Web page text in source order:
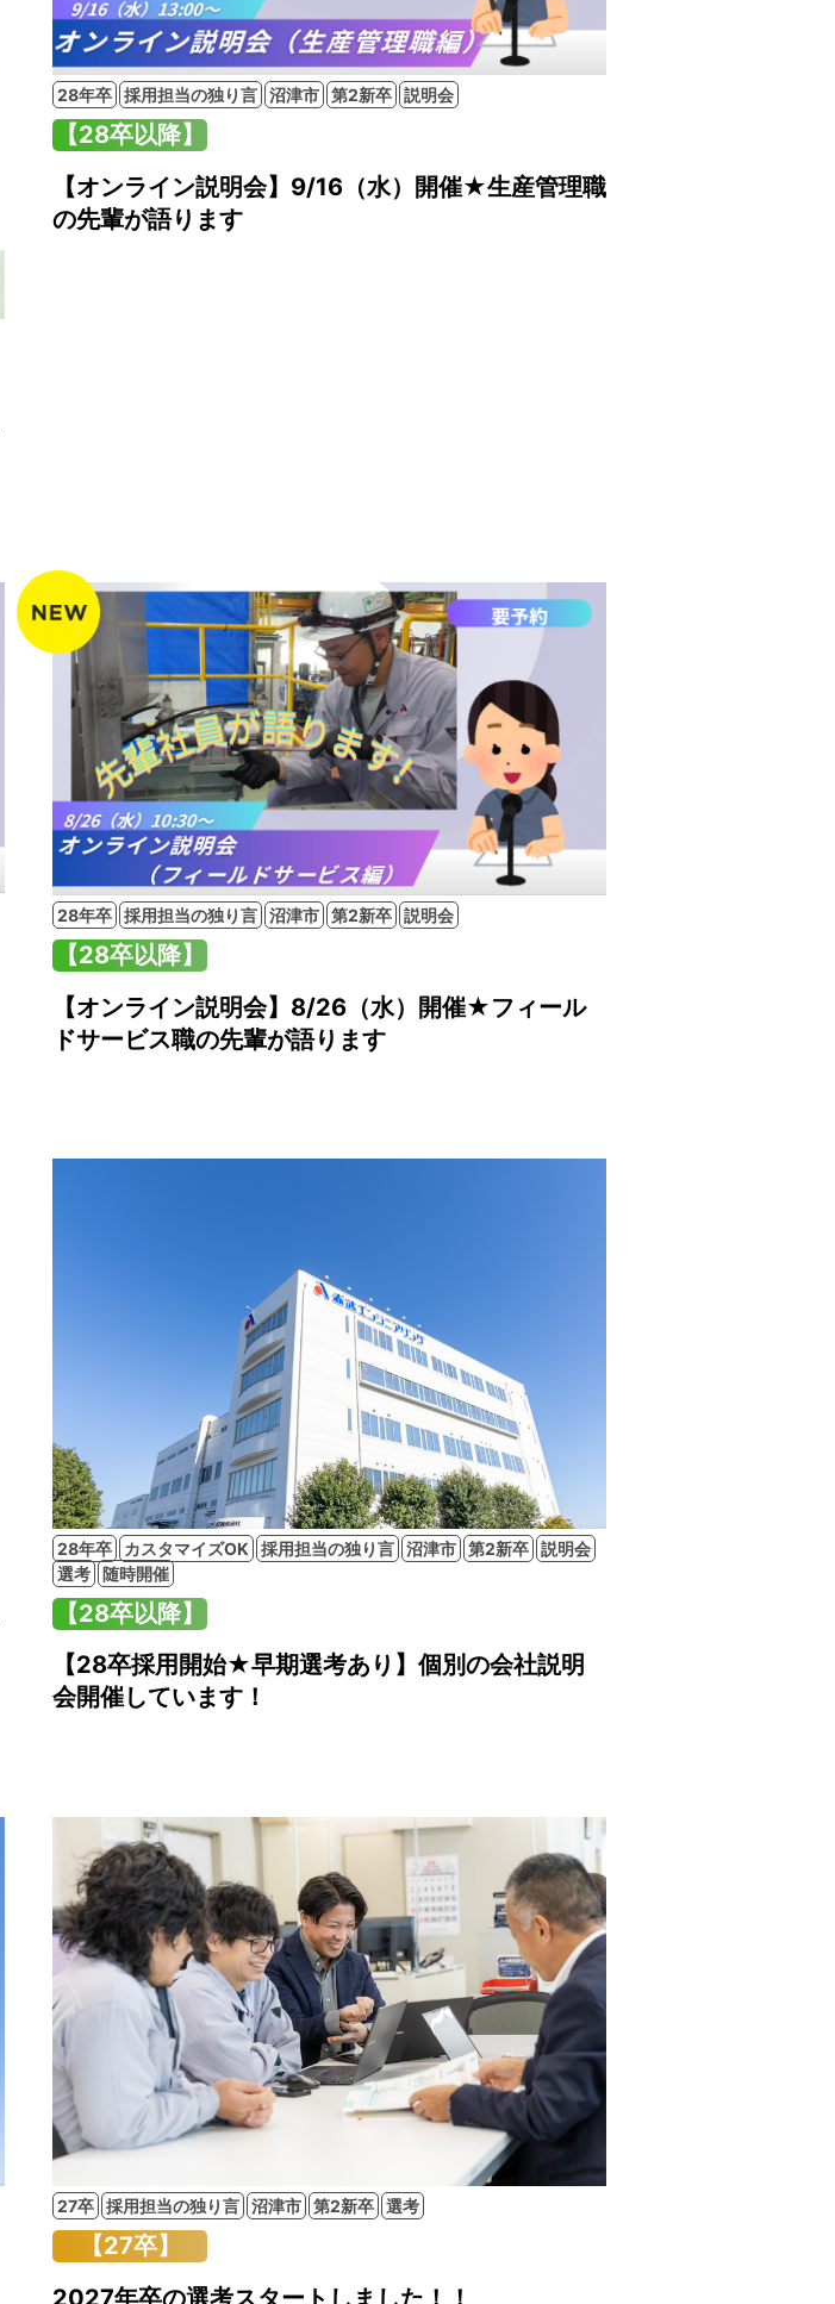
28年卒 採用担当の独り言 沼津市 第2新卒 説明会
【28卒以降】
【オンライン説明会】9/16（水）開催★生産管理職
の先輩が語ります
28年卒 採用担当の独り言 沼津市 第2新卒 説明会
【28卒以降】
【オンライン説明会】8/26（水）開催★フィール
ドサービス職の先輩が語ります
28年卒 カスタマイズOK 採用担当の独り言 沼津市 第2新卒 説明会
選考 随時開催
【28卒以降】
【28卒採用開始★早期選考あり】個別の会社説明
会開催しています！
27卒 採用担当の独り言 沼津市 第2新卒 選考
【27卒】
2027年卒の選考スタートしました！！